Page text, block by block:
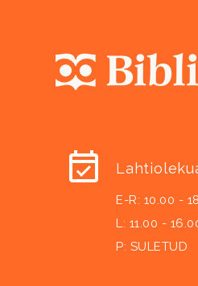
E-R: 10.00 -
L: 11.00 -
P: SULETUD